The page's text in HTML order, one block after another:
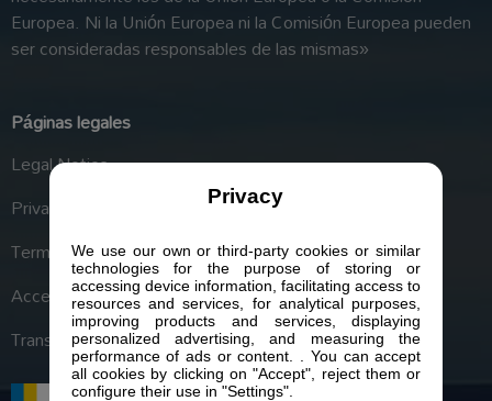
Privacy
We use our own or third-party cookies or similar
technologies for the purpose of storing or
accessing device information, facilitating access to
resources and services, for analytical purposes,
improving products and services, displaying
personalized advertising, and measuring the
performance of ads or content. . You can accept
all cookies by clicking on "Accept", reject them or
configure their use in "Settings".
Europea. Ni la Unión Europea ni la Comisión Europea pueden
ser consideradas responsables de las mismas»
Páginas legales
Legal Notice
Privacy Police
Terms and Conditions
Accessibility
Transparency Portal